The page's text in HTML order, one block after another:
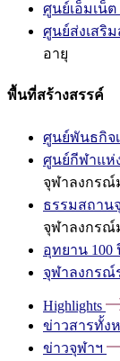
ศูนย์เอ็มเน็ต
ศูนย์ส่งเสริ
อายุ
พื้นที่สร้างสรรค์
ศูนย์พันธกิจ
ศูนย์กีฬาแห่
จุฬาลงกรณ์
ธรรมสถาน
จุฬาลงกรณ์
อุทยาน 100
จุฬาลงกรณ์
Highlights
ข่าวสารทั้ง
ข่าวจุฬาฯ